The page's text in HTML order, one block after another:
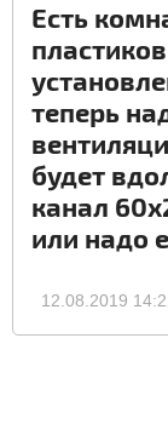
Есть
теперь
будет
канал
или надо
12.08.2019